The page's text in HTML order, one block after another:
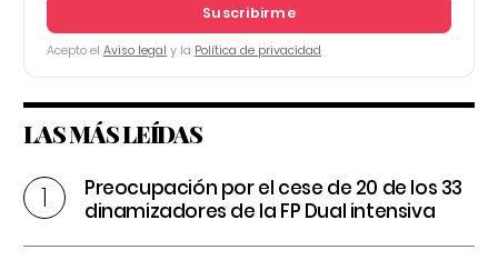
Suscribirme
Acepto el Aviso legal y la Política de privacidad
LAS MÁS LEÍDAS
Preocupación por el cese de 20 de los 33
dinamizadores de la FP Dual intensiva